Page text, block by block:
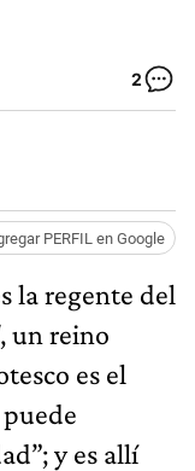
2
PERFIL en Google
la regente del
, un reino
es el
y es allí